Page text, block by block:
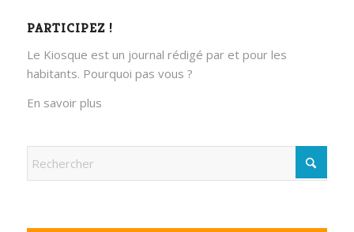
PARTICIPEZ !
Le Kiosque est un journal rédigé par et pour les
habitants. Pourquoi pas vous ?
En savoir plus